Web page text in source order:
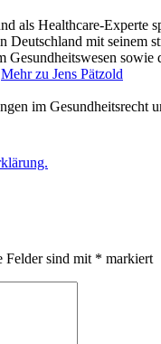
als Healthcare-
Deutschland mit
Gesundheitswesen
Mehr zu Jens Pätzold
im Gesundheitsrecht
Felder sind mit * markiert